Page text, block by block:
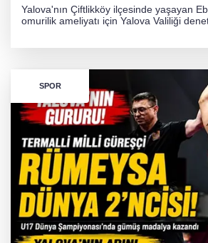
Yalova'nın Çiftlikköy ilçesinde yaşayan
omurilik ameliyatı için Yalova Valiliği
SPOR